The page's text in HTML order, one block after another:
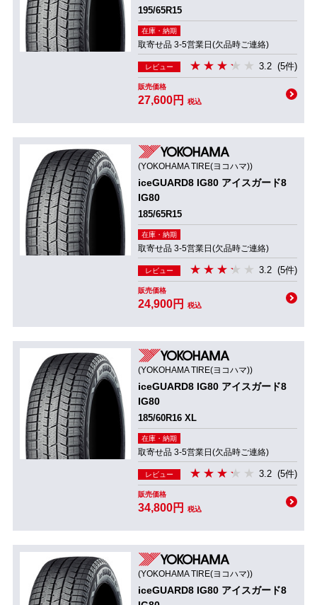
195/65R15
在庫・納期
取寄せ品 3-5営業日(欠品時ご連絡)
レビュー 3.2 (5件)
販売価格
27,600円 税込
(YOKOHAMA TIRE(ヨコハマ))
iceGUARD8 IG80 アイスガード8
IG80
185/65R15
在庫・納期
取寄せ品 3-5営業日(欠品時ご連絡)
レビュー 3.2 (5件)
販売価格
24,900円 税込
(YOKOHAMA TIRE(ヨコハマ))
iceGUARD8 IG80 アイスガード8
IG80
185/60R16 XL
在庫・納期
取寄せ品 3-5営業日(欠品時ご連絡)
レビュー 3.2 (5件)
販売価格
34,800円 税込
(YOKOHAMA TIRE(ヨコハマ))
iceGUARD8 IG80 アイスガード8